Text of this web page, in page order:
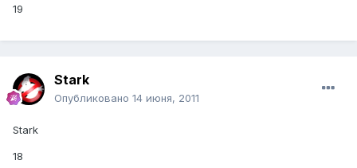
19
Stark
Опубликовано 14 июня, 2011
Stark
18